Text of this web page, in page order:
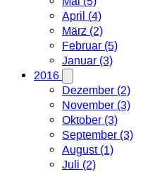
April (4)
März (2)
Februar (5)
Januar (3)
2016
Dezember (2)
November (3)
Oktober (3)
September (3)
August (1)
Juli (2)